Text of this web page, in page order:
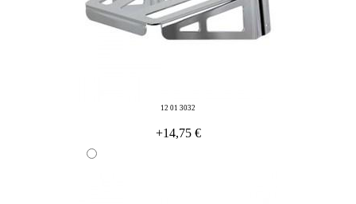
12 01 3032
+14,75 €